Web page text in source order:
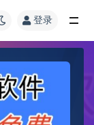
登录